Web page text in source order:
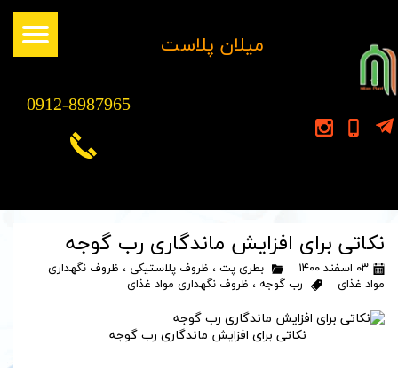
​میلان پلاست
0912-8987965
نکاتی برای افزایش ماندگاری رب گوجه
۰۳ اسفند ۱۴۰۰ بطری پت ، ظروف پلاستیکی ، ظروف نگهداری
مواد غذای
رب گوجه ، ظروف نگهداری مواد غذای
نکاتی برای افزایش ماندگاری رب گوجه